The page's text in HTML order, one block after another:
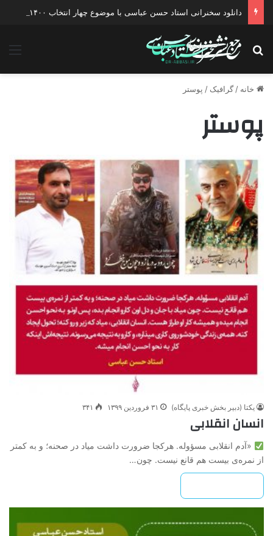
دانلود سخنرانی استاد حسن عباسی با موضوع چهار انتخاب ۱۴۰۰
جستجو برای
خانه / گرافیک / پوستر
پوستر
یکتا (دبیر بخش خبری پایگاه) ۳۱ فروردین ۱۳۹۹ ۳۴۱
انسان انقلابی
«آدم انقلابی مسؤوله. هرکجا ضرورت داشت میاد در صحنه؛ و به کمتر
از نمره‌ی بیست هم قانع نیست. چون…